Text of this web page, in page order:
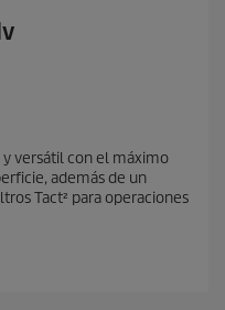
versátil con el máximo
además de un
Tact² para operaciones